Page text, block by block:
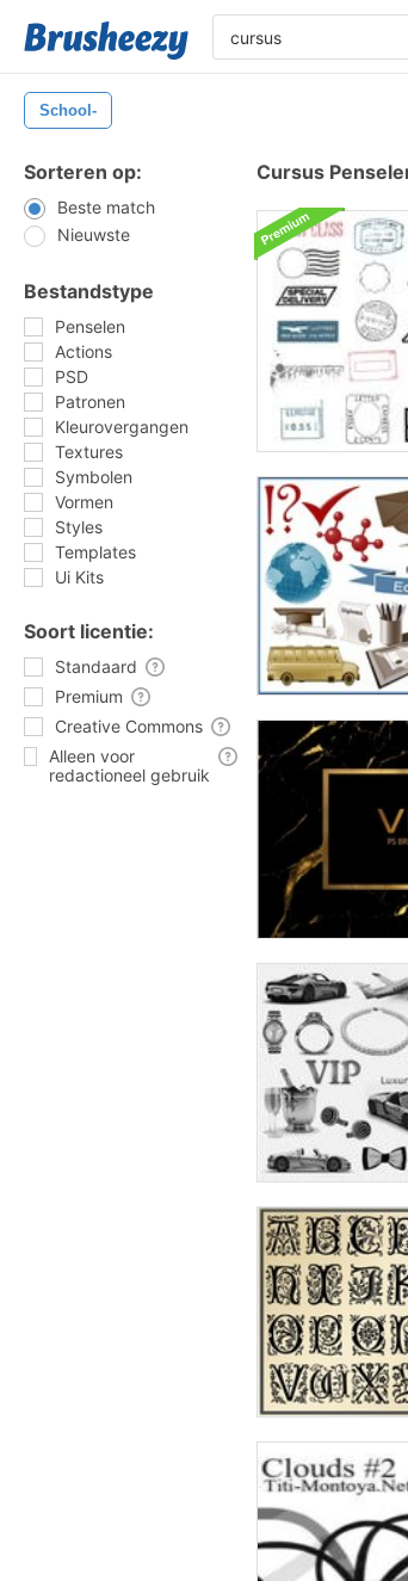
School-
Sorteren op:
Beste match
Nieuwste
Bestandstype
Penselen
Actions
PSD
Patronen
Kleurovergangen
Textures
Symbolen
Vormen
Styles
Templates
Ui Kits
Soort licentie:
Standaard
Premium
Creative Commons
Alleen voor
redactioneel gebruik
Cursus